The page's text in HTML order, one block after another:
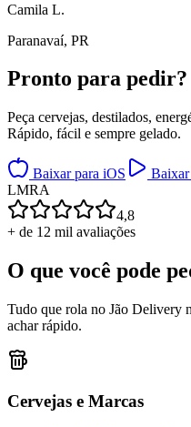
Camila L.
Paranavaí, PR
Pronto para pedir?
Peça cervejas, destilados,
Rápido, fácil e sempre gelado.
Baixar para iOS
LMRA
4,8
+ de 12 mil avaliações
O que você pode
Tudo que rola no Jão Delivery
achar rápido.
Cervejas e Marcas